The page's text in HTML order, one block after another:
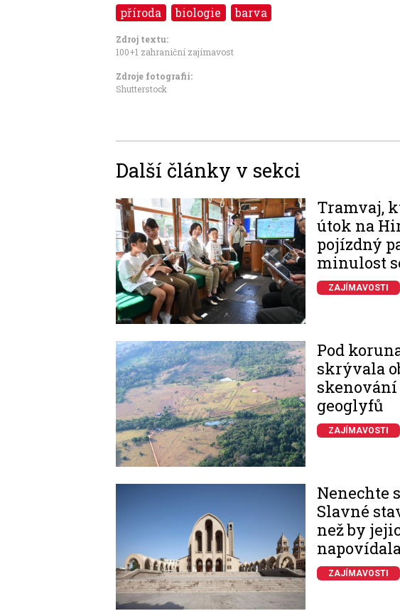
příroda biologie barva
Zdroj textu:
100+1 zahraniční zajímavost
Zdroje fotografii:
Shutterstock
Další články v sekci
Image
Tramvaj,
útok na
pojízdný
minulost
ZAJÍMAVOSTI
Image
Pod
skrývala
geoglyfů
ZAJÍMAVOSTI
Nenechte
Slavné
než by
ZAJÍMAVOSTI